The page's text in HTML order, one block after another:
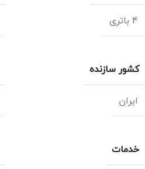
4 باتری
کشور سازنده
ایران
خدمات